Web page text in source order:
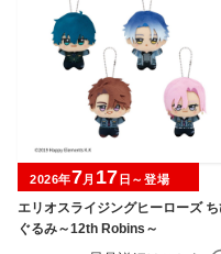
エリオスライジングヒーローズ
ぐるみ～12th Robins～
2026年7月 17 日～登場